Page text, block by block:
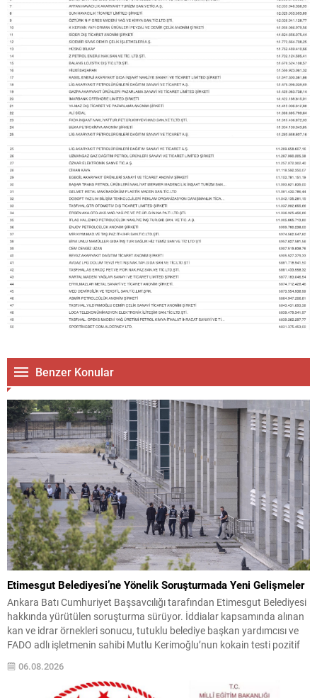
Benzer Konular
Etimesgut Belediyesi’ne Yönelik Soruşturmada Yeni Gelişmeler
Ankara Batı Cumhuriyet Başsavcılığı tarafından Etimesgut Belediyesi
hakkında yürütülen soruşturma sürüyor. İddialar kapsamında alınan
kan ve idrar örnekleri sonucu, tutuklu belediye başkan yardımcısı ve
FADO adlı işletmenin sahibi Mutlu Kerimoğlu’nun kokain testi pozitif
çıktı. Ayrıca soruşturma dahilinde, tutuklu Belediye Başkanı Erdal
Beşikçioğlu’nun da esrar testinin pozitif olduğuna dair sonuçlar elde...
06.08.2026